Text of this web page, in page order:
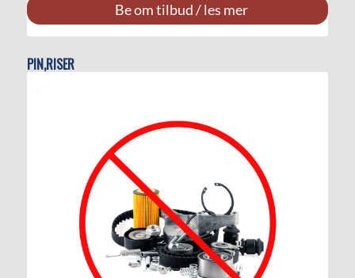
Be om tilbud / les mer
PIN,RISER